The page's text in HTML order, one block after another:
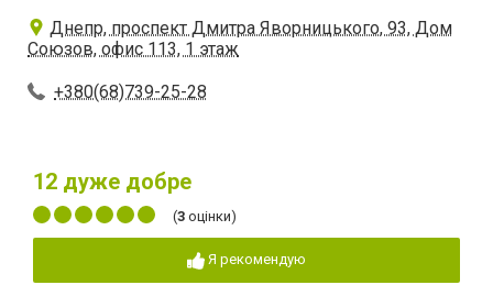
Днепр, проспект Дмитра Яворницького, 93, Дом
Союзов, офис 113, 1 этаж
+380(68)739-25-28
12 дуже добре
(3 оцінки)
Я рекомендую